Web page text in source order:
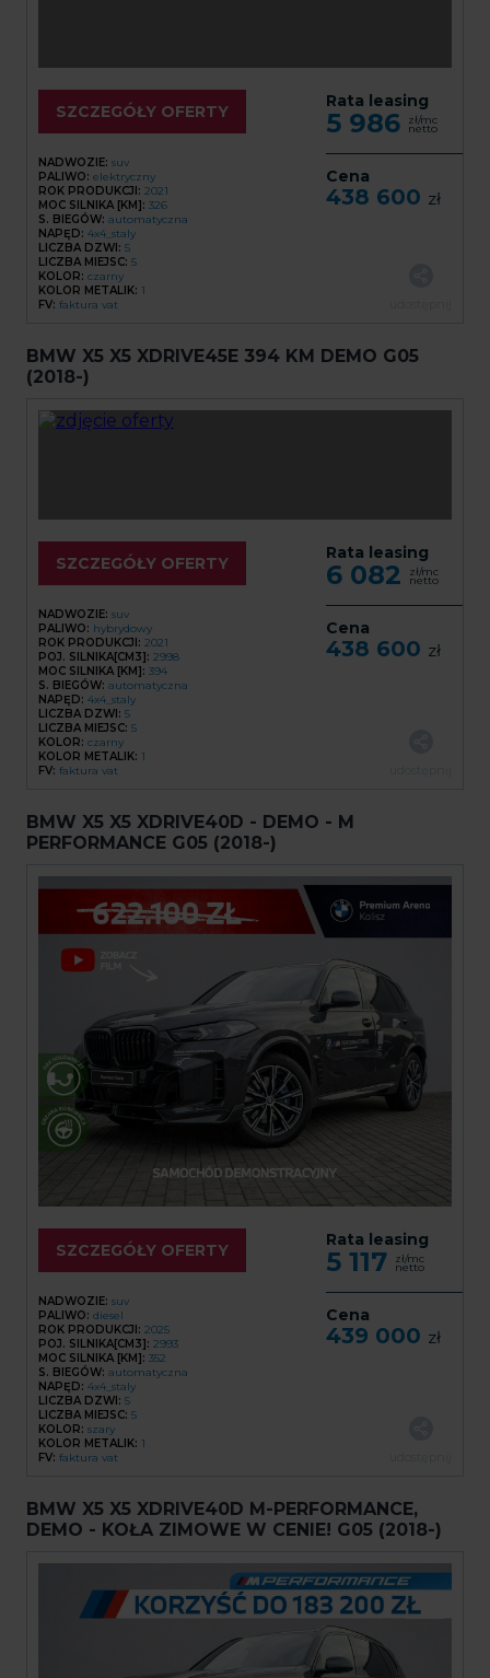
NADWOZIE: suv
PALIWO: elektryczny
ROK PRODUKCJI: 2021
MOC SILNIKA [KM]: 326
S. BIEGÓW: automatyczna
NAPĘD: 4x4_staly
LICZBA DZWI: 5
LICZBA MIEJSC: 5
KOLOR: czarny
KOLOR METALIK: 1
FV: faktura vat
SZCZEGÓŁY OFERTY
Rata leasing
5 986 zł/mc
netto
Cena
438 600 zł
BMW X5 X5 XDRIVE45E 394 KM DEMO G05
(2018-)
NADWOZIE: suv
PALIWO: hybrydowy
ROK PRODUKCJI: 2021
POJ. SILNIKA[CM3]: 2998
MOC SILNIKA [KM]: 394
S. BIEGÓW: automatyczna
NAPĘD: 4x4_staly
LICZBA DZWI: 5
LICZBA MIEJSC: 5
KOLOR: czarny
KOLOR METALIK: 1
FV: faktura vat
SZCZEGÓŁY OFERTY
Rata leasing
6 082 zł/mc
netto
Cena
438 600 zł
BMW X5 X5 XDRIVE40D - DEMO - M
PERFORMANCE G05 (2018-)
NADWOZIE: suv
PALIWO: diesel
ROK PRODUKCJI: 2025
POJ. SILNIKA[CM3]: 2993
MOC SILNIKA [KM]: 352
S. BIEGÓW: automatyczna
NAPĘD: 4x4_staly
LICZBA DZWI: 5
LICZBA MIEJSC: 5
KOLOR: szary
KOLOR METALIK: 1
FV: faktura vat
SZCZEGÓŁY OFERTY
Rata leasing
5 117 zł/mc
netto
Cena
439 000 zł
BMW X5 X5 XDRIVE40D M-PERFORMANCE,
DEMO - KOŁA ZIMOWE W CENIE! G05 (2018-)